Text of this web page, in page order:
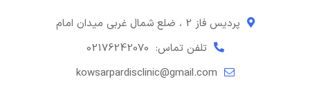
پردیس فاز 2 ، ضلع شمال غربی میدان امام
تلفن تماس: 02176242070
kowsarpardisclinic@gmail.com